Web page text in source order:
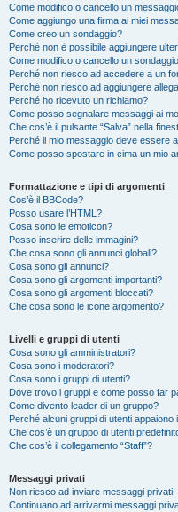
Come modifico o cancello un
Come aggiungo una firma ai miei
Come creo un sondaggio?
Perché non è possibile aggiungere
Come modifico o cancello un
Perché non riesco ad accedere a un
Perché non riesco ad aggiungere
Perché ho ricevuto un richiamo?
Come posso segnalare messaggi ai
Che cos’è il pulsante “Salva” nella
Perché il mio messaggio deve essere
Come posso spostare in cima un mio
Formattazione e tipi di argomenti
Cos’è il BBCode?
Posso usare l’HTML?
Cosa sono le emoticon?
Posso inserire delle immagini?
Che cosa sono gli annunci globali?
Cosa sono gli annunci?
Cosa sono gli argomenti importanti?
Cosa sono gli argomenti bloccati?
Che cosa sono le icone argomento?
Livelli e gruppi di utenti
Cosa sono gli amministratori?
Cosa sono i moderatori?
Cosa sono i gruppi di utenti?
Dove trovo i gruppi e come posso far
Come divento leader di un gruppo?
Perché alcuni gruppi di utenti appaiono
Che cos’è un gruppo di utenti
Che cos’è il collegamento “Staff”?
Messaggi privati
Non riesco ad inviare messaggi privati!
Continuano ad arrivarmi messaggi